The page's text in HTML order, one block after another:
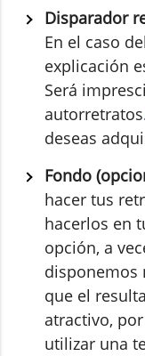
Disparador
En el caso
explicación
Será
deseas
Fondo
hacer tus
hacerlos en
opción, a
disponemos
que el
atractivo,
utilizar una